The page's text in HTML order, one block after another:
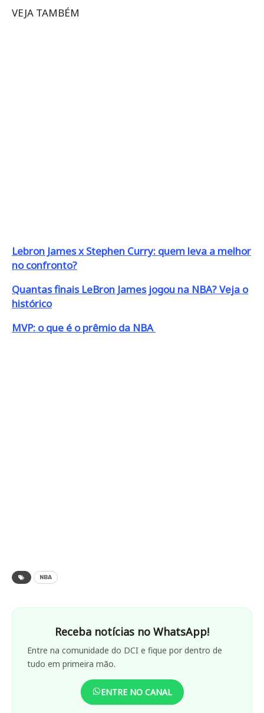
VEJA TAMBÉM
Lebron James x Stephen Curry: quem leva a melhor
no confronto?
Quantas finais LeBron James jogou na NBA? Veja o
histórico
MVP: o que é o prêmio da NBA
NBA
Receba notícias no WhatsApp!
Entre na comunidade do DCI e fique por dentro de
tudo em primeira mão.
ENTRE NO CANAL